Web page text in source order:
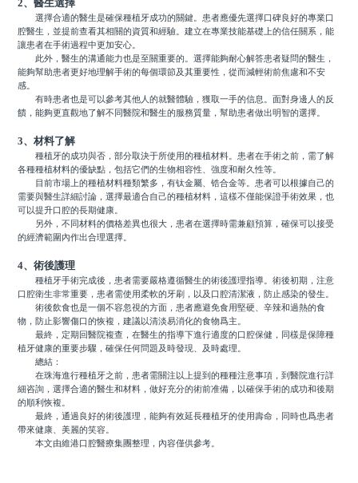
2、醫生選擇
選擇合適的醫生是確保種植牙成功的關鍵。患者應優先選擇口碑良好的專業口
腔醫生，並提前查看其相關的資質和經驗。建立在專業技能基礎上的信任關系，能
讓患者在手術過程中更加安心。
此外，醫生的溝通能力也是至關重要的。選擇能夠耐心解答患者疑問的醫生，
能夠幫助患者更好地理解手術的每個環節及其重要性，從而減輕術前焦慮和不安
感。
有時患者也是可以參考其他人的就醫體驗，獲取一手的信息。面對身邊人的反
饋，能夠更直觀地了解不同醫院和醫生的服務質量，幫助患者做出明智的選擇。
3、材料了解
種植牙的成功與否，部分取決于所使用的種植材料。患者在手術之前，需了解
各種種植材料的優缺點，包括它們的生物相容性、強度和耐久性等。
目前市場上的種植材料種類繁多，有钛金屬、锆合金等。患者可以根據自己的
需要與醫生詳細討論，選擇最適合自己的種植材料，這樣不僅能保證手術效果，也
可以提升口腔的長期健康。
另外，不同材料的價格差異也很大，患者在選擇時需兼顧預算，確保可以接受
的經濟範圍內作出合理選擇。
4、術後護理
種植牙手術完成後，患者需要嚴格遵循醫生的術後護理指導。術後初期，注意
口腔衛生非常重要，患者需使用柔軟的牙刷，以及口腔清潔液，防止感染的發生。
術後飲食也是一個不容忽視的方面，患者應避免食用堅硬、辛辣和過熱的食
物，防止影響傷口的恢複，建議以清淡易消化的食物爲主。
最終，定期回醫院複查，在醫生的指導下進行適度的口腔保健，同樣是保障種
植牙健康的重要步驟，確保任何問題及時發現、及時處理。
總結：
在珠海進行種植牙之前，患者需關注以上提到的種種注意事項，到醫院進行詳
細咨詢，選擇合適的醫生和材料，做好充分的術前准備，以確保手術的成功和後期
的順利恢複。
最終，通過良好的術後護理，能夠有效延長種植牙的使用壽命，同時也爲患者
帶來健康、美麗的笑容。
本文由維港口腔醫療集團整理，內容僅供參考。